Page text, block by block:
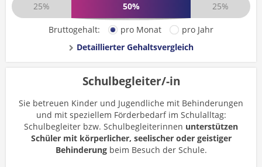
25%
50% 25%
Bruttogehalt: pro Monat
pro Jahr
Detaillierter Gehaltsvergleich
Schulbegleiter/-in
Sie betreuen Kinder und Jugendliche mit Behinderungen
und mit speziellem Förderbedarf im Schulalltag:
Schulbegleiter bzw. Schulbegleiterinnen unterstützen
Schüler mit körperlicher, seelischer oder geistiger
Behinderungbeim Besuch der Schule.